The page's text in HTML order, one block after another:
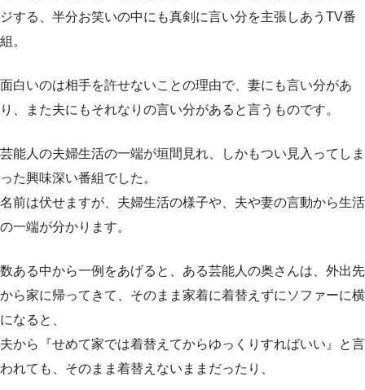
ジする、半分お笑いの中にも真剣に言い分を主張しあうTV番
組。
面白いのは相手を許せないことの理由で、 妻にも言い分があ
り、また夫にもそれなりの言い分があると言うものです。
芸能人の夫婦生活の一端が垣間見れ、しかもつい見入ってしま
った興味深い番組でした。
名前は伏せますが、夫婦生活の様子や、夫や妻の言動から生活
の一端が分かります。
数ある中から一例をあげると、ある芸能人の奥さんは、外出先
から家に帰ってきて、そのまま家着に着替えずにソファーに横
になると、
夫から『せめて家では着替えてからゆっくりすればいい』と言
われても、そのまま着替えないままだったり、